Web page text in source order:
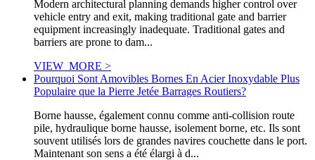
Modern architectural planning demands higher control over
vehicle entry and exit, making traditional gate and barrier
equipment increasingly inadequate. Traditional gates and
barriers are prone to dam...
VIEW_MORE >
Pourquoi Sont Amovibles Bornes En Acier Inoxydable Plus
Populaire que la Pierre Jetée Barrages Routiers?
Borne hausse, également connu comme anti-collision route
pile, hydraulique borne hausse, isolement borne, etc. Ils sont
souvent utilisés lors de grandes navires couchette dans le port.
Maintenant son sens a été élargi à d...